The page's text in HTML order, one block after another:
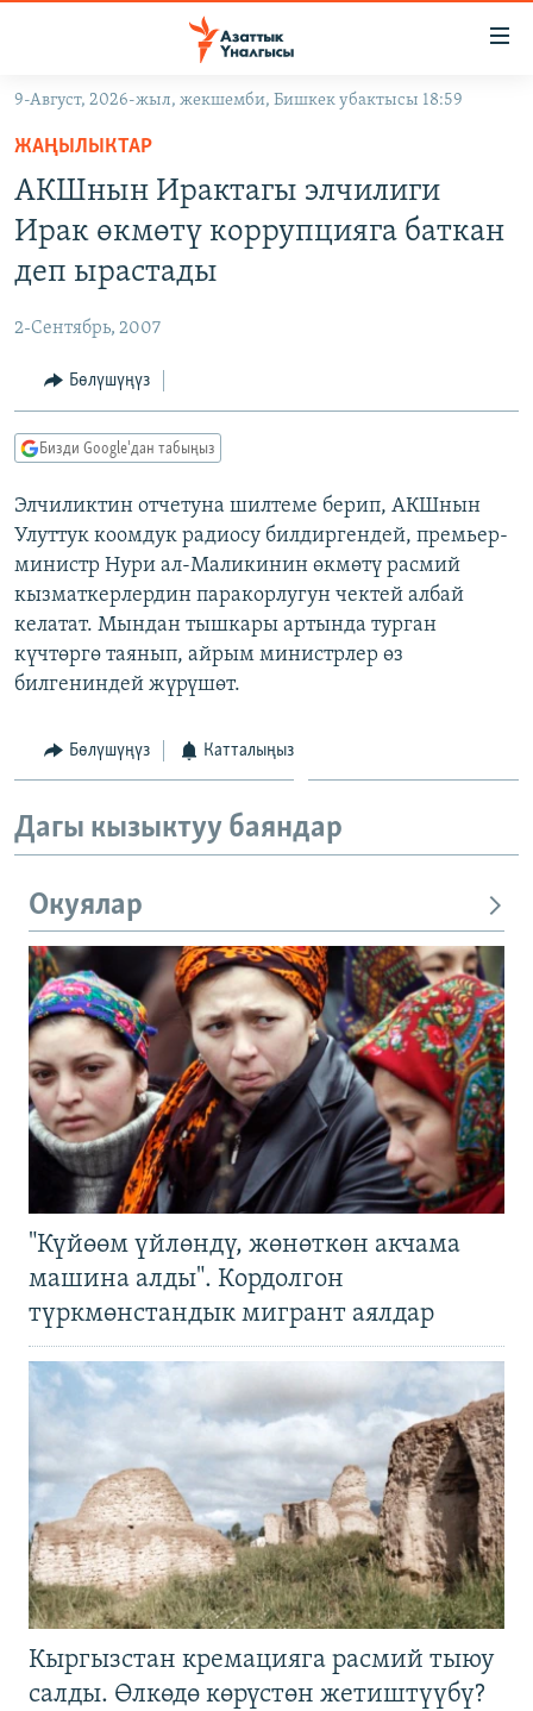
Навигацияга
өтүңүз
Издөөгө
салыңыз
МАДАНИЯТ
УКРАИНА
ТВ ПРОГРАММАЛАР
БҮГҮН АЗАТТЫКТА
ДАНИСТЕ
ЭЖЕ-СИҢДИЛЕР
АЗАТТЫК+
ПОДКАСТ
ОНЛАЙН ШЕРИНЕ
9-Август, 2026-жыл, жекшемби, Бишкек убактысы 18:59
ЖАҢЫЛЫКТАР
АКШнын Ирактагы элчилиги
Ирак өкмөтү коррупцияга баткан
деп ырастады
2-Сентябрь, 2007
Бөлүшүңүз
Бизди Google'дан табыңыз
Элчиликтин отчетуна шилтеме берип, АКШнын
Улуттук коомдук радиосу билдиргендей, премьер-
министр Нури ал-Маликинин өкмөтү расмий
кызматкерлердин паракорлугун чектей албай
келатат. Мындан тышкары артында турган
күчтөргө таянып, айрым министрлер өз
билгениндей жүрүшөт.
Бөлүшүңүз Катталыңыз
Дагы кызыктуу баяндар
Окуялар
"Күйөөм үйлөндү, жөнөткөн акчама
машина алды". Кордолгон
түркмөнстандык мигрант аялдар
Кыргызстан кремацияга расмий тыюу
салды. Өлкөдө көрүстөн жетиштүүбү?